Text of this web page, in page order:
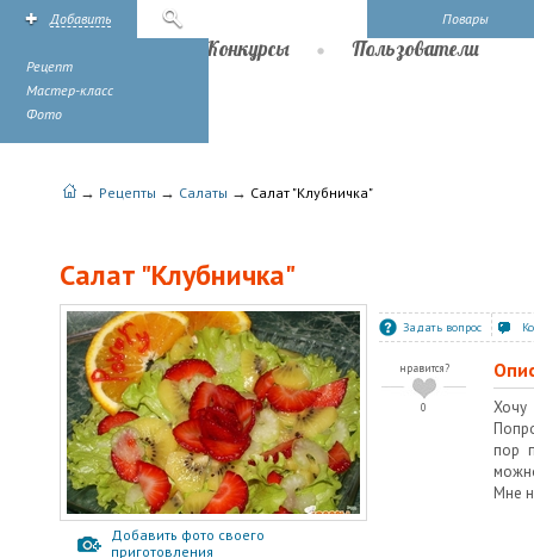
Повары
Добавить
Рецепт
Мастер-класс
Фото
Конкурсы Пользователи
→ Рецепты → Салаты → Салат "Клубничка"
Салат "Клубничка"
Добавить фото своего
приготовления
Задать вопрос
нравится?
0
пор
Мне